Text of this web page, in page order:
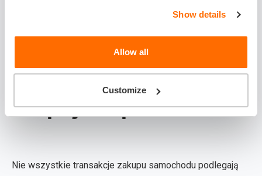
Show details
Allow all
Customize
wychodzenia z domu, co oszczędza czas i energię.
płatności kwalifikowanym podpisem elektronicznym,
ponieważ może być wymagane przy rejestracji pojazdu.
Wyjątki i zwolnienia z podatku
PCC przy zakupie samochodu
Nie wszystkie transakcje zakupu samochodu podlegają